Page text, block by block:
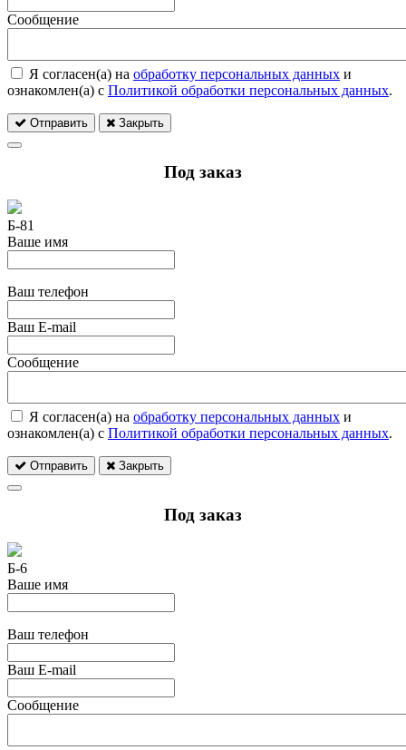
Сообщение
Я согласен(а) на обработку персональных данных и
ознакомлен(а) с Политикой обработки персональных данных.
Отправить Закрыть
Под заказ
Б-81
Ваше имя
Ваш телефон
Ваш E-mail
Сообщение
Я согласен(а) на обработку персональных данных и
ознакомлен(а) с Политикой обработки персональных данных.
Отправить Закрыть
Под заказ
Б-6
Ваше имя
Ваш телефон
Ваш E-mail
Сообщение